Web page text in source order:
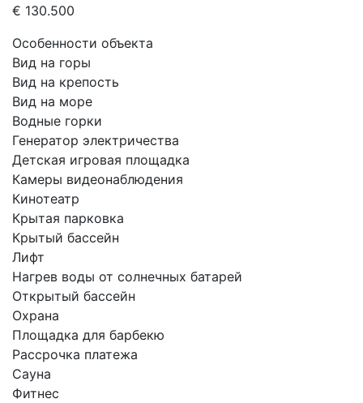
€ 130.500
Особенности объекта
Вид на горы
Вид на крепость
Вид на море
Водные горки
Генератор электричества
Детская игровая площадка
Камеры видеонаблюдения
Кинотеатр
Крытая парковка
Крытый бассейн
Лифт
Нагрев воды от солнечных батарей
Открытый бассейн
Охрана
Площадка для барбекю
Рассрочка платежа
Сауна
Фитнес